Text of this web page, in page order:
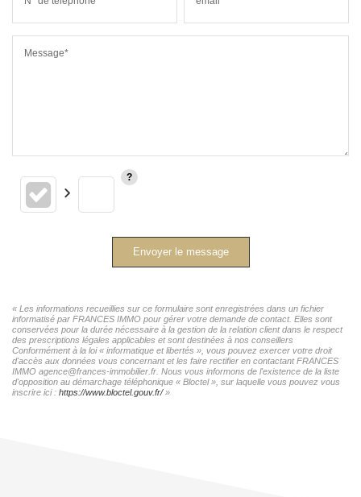
Message*
Envoyer le message
« Les informations recueillies sur ce formulaire sont enregistrées dans un fichier
informatisé par FRANCES IMMO pour gérer votre demande de contact. Elles sont
conservées pour la durée nécessaire à la gestion de la relation client dans le respect
des prescriptions légales applicables et sont destinées à nos conseillers
Conformément à la loi « informatique et libertés », vous pouvez exercer votre droit
d'accès aux données vous concernant et les faire rectifier en contactant FRANCES
IMMO agence@frances-immobilier.fr. Nous vous informons de l'existence de la liste
d'opposition au démarchage téléphonique « Bloctel », sur laquelle vous pouvez vous
inscrire ici : https://www.bloctel.gouv.fr/»